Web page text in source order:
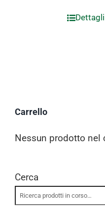
Dettagli
Carrello
Nessun prodotto nel
Cerca